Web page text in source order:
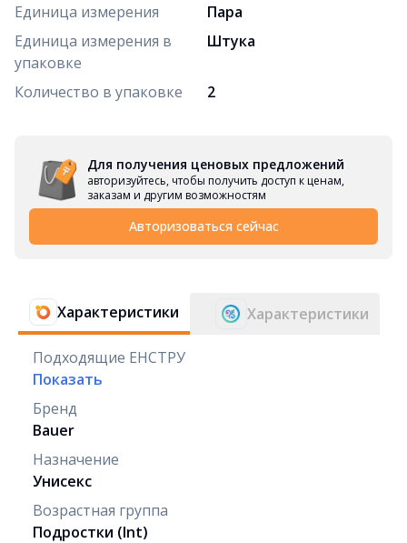
Единица измерения
Пара
Единица измерения в
упаковке
Штука
Количество в упаковке 2
Для получения ценовых предложений
авторизуйтесь, чтобы получить доступ к ценам,
заказам и другим возможностям
Авторизоваться сейчас
Характеристики Характеристики
Подходящие ЕНСТРУ
Показать
Бренд
Bauer
Назначение
Унисекс
Возрастная группа
Подростки (Int)